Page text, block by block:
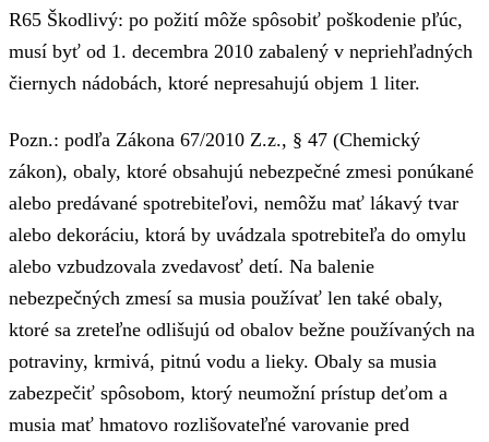
R65 Škodlivý: po požití môže spôsobiť poškodenie pľúc,
musí byť od 1. decembra 2010 zabalený v nepriehľadných
čiernych nádobách, ktoré nepresahujú objem 1 liter.
Pozn.: podľa Zákona 67/2010 Z.z., § 47 (Chemický
zákon), obaly, ktoré obsahujú nebezpečné zmesi ponúkané
alebo predávané spotrebiteľovi, nemôžu mať lákavý tvar
alebo dekoráciu, ktorá by uvádzala spotrebiteľa do omylu
alebo vzbudzovala zvedavosť detí. Na balenie
nebezpečných zmesí sa musia používať len také obaly,
ktoré sa zreteľne odlišujú od obalov bežne používaných na
potraviny, krmivá, pitnú vodu a lieky. Obaly sa musia
zabezpečiť spôsobom, ktorý neumožní prístup deťom a
musia mať hmatovo rozlišovateľné varovanie pred